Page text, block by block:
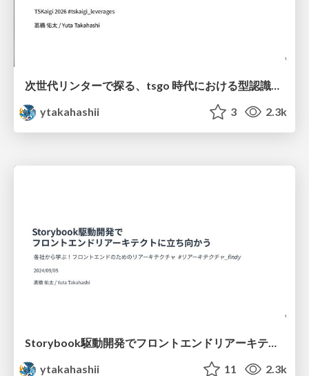
次世代リンターで探る、tsgo 時代における型認識カスタムルールの現実解
ytakahashii
3 2.3k
ytakahashii
11 2.3k